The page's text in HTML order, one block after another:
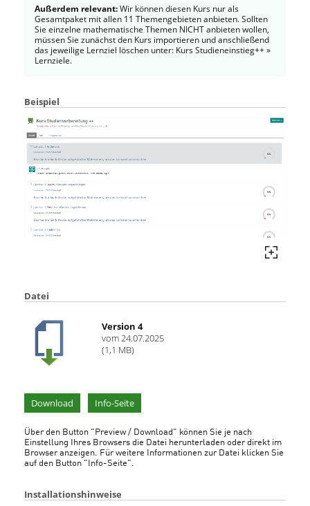
Außerdem relevant:Wir können diesen Kurs nur als
Gesamtpaket mit allen 11 Themengebieten anbieten. Sollten
Sie einzelne mathematische Themen NICHT anbieten wollen,
müssen Sie zunächst den Kurs importieren und anschließend
das jeweilige Lernziel löschen unter: Kurs Studieneinstieg++ »
Lernziele.
Beispiel
Datei
Version 4
vom 24.07.2025
(1,1 MB)
Download Info-Seite
Über den Button "Preview / Download" können Sie je nach
Einstellung Ihres Browsers die Datei herunterladen oder direkt im
Browser anzeigen. Für weitere Informationen zur Datei klicken Sie
auf den Button "Info-Seite".
Installationshinweise